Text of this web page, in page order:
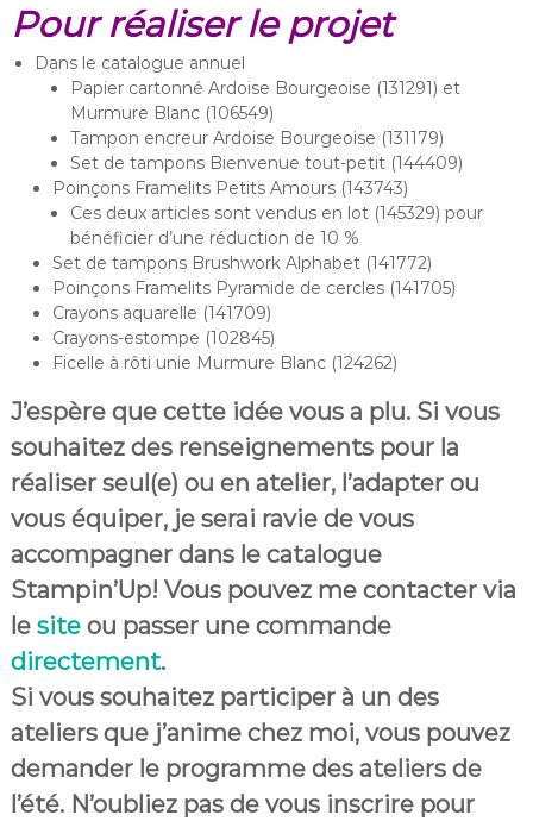
Pour réaliser le projet
Dans le catalogue annuel
Papier cartonné Ardoise Bourgeoise (131291) et
Murmure Blanc (106549)
Tampon encreur Ardoise Bourgeoise (131179)
Set de tampons Bienvenue tout-petit (144409)
Poinçons Framelits Petits Amours (143743)
Ces deux articles sont vendus en lot (145329) pour
bénéficier d’une réduction de 10 %
Set de tampons Brushwork Alphabet (141772)
Poinçons Framelits Pyramide de cercles (141705)
Crayons aquarelle (141709)
Crayons-estompe (102845)
Ficelle à rôti unie Murmure Blanc (124262)
J’espère que cette idée vous a plu. Si vous
souhaitez des renseignements pour la
réaliser seul(e) ou en atelier, l’adapter ou
vous équiper, je serai ravie de vous
accompagner dans le catalogue
Stampin’Up! Vous pouvez me contacter via
le siteou passer une commande
directement.
Si vous souhaitez participer à un des
ateliers que j’anime chez moi, vous pouvez
demander le programme des ateliers de
l’été. N’oubliez pas de vous inscrire pour